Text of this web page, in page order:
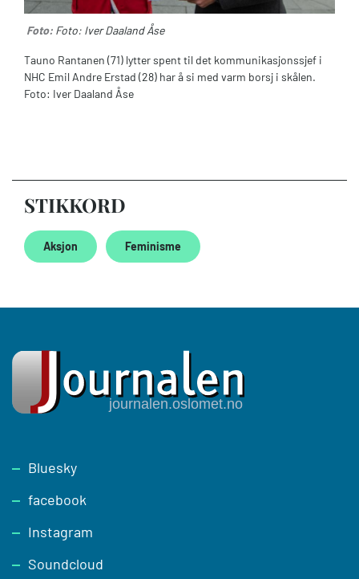
Foto: Foto: Iver Daaland Åse
Tauno Rantanen (71) lytter spent til det kommunikasjonssjef i
NHC Emil Andre Erstad (28) har å si med varm borsj i skålen.
Foto: Iver Daaland Åse
STIKKORD
Aksjon Feminisme
Footer
Bluesky
facebook
Instagram
Soundcloud